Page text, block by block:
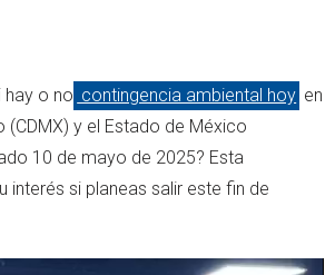
hay o no contingencia ambiental hoy en
(CDMX) y el Estado de México
10 de mayo de 2025? Esta
interés si planeas salir este fin de